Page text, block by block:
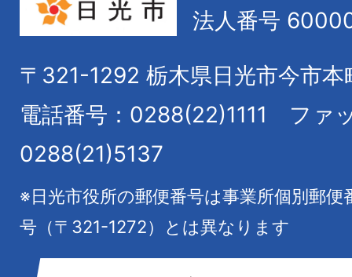
法人番号
〒321-1292 栃木県日光市今市本
電話番号：0288(22)1111
ファ
0288(21)5137
※日光市役所の郵便番号は事業所個別郵
号（〒321-1272）とは異なります